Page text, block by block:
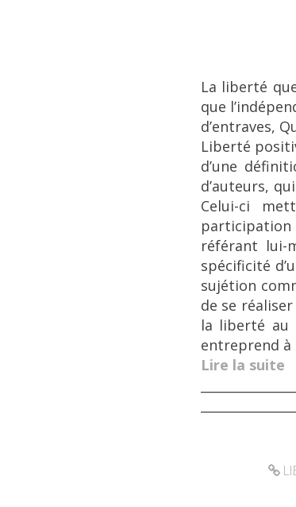
La liberté
que
d’entraves,
Liberté
d’une
d’auteurs,
Celui-ci
référant lui-
spécificité
sujétion
de se
la liberté au
entreprend
Lire la suite